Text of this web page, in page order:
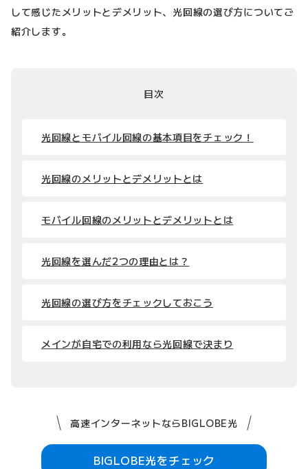
して感じたメリットとデメリット、光回線の選び方についてご
紹介します。
目次
光回線とモバイル回線の基本項目をチェック！
光回線のメリットとデメリットとは
モバイル回線のメリットとデメリットとは
光回線を選んだ2つの理由とは？
光回線の選び方をチェックしておこう
メインが自宅での利用なら光回線で決まり
高速インターネットならBIGLOBE光
BIGLOBE光をチェック